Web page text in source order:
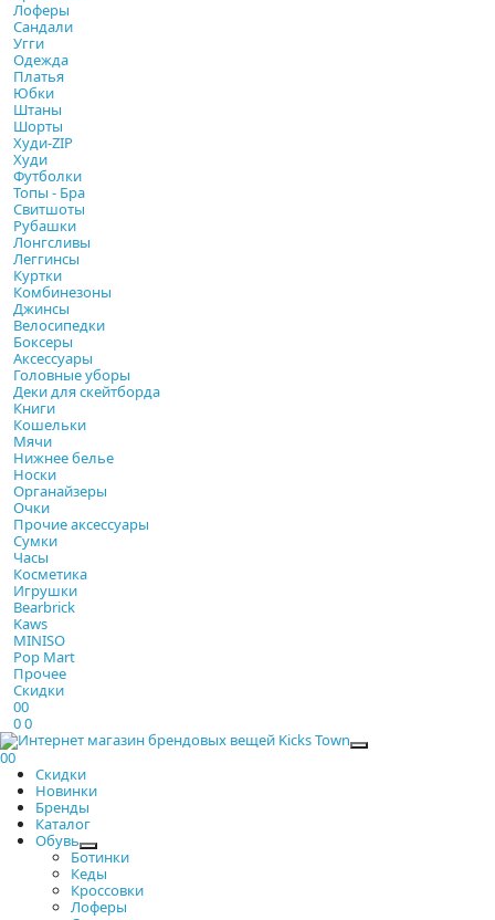
Лоферы
Сандали
Угги
Одежда
Платья
Юбки
Штаны
Шорты
Худи-ZIP
Худи
Футболки
Топы - Бра
Свитшоты
Рубашки
Лонгсливы
Леггинсы
Куртки
Комбинезоны
Джинсы
Велосипедки
Боксеры
Аксессуары
Головные уборы
Деки для скейтборда
Книги
Кошельки
Мячи
Нижнее белье
Носки
Органайзеры
Очки
Прочие аксессуары
Сумки
Часы
Косметика
Игрушки
Bearbrick
Kaws
MINISO
Pop Mart
Прочее
Скидки
00
00
Закрыть
00
Скидки
Новинки
Бренды
Каталог
Обувь
Ботинки
Кеды
Кроссовки
Лоферы